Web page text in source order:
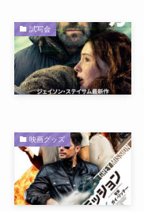
試写会
映画グッズ